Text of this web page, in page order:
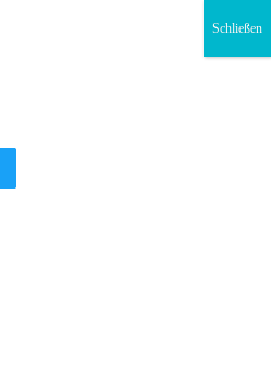
Schließen